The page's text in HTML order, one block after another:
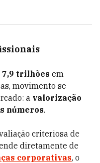
7,9 trilhões em
movimento se
a valorização
números.
criteriosa de
diretamente de
corporativas, o